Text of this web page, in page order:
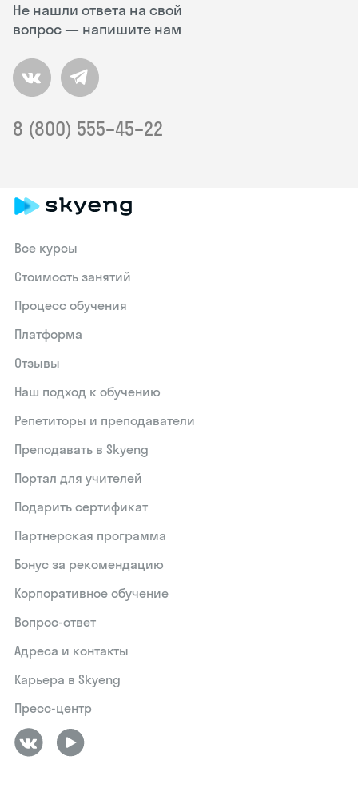
Не нашли ответа на свой
вопрос — напишите нам
8 (800) 555–45–22
Все курсы
Стоимость занятий
Процесс обучения
Платформа
Отзывы
Наш подход к обучению
Репетиторы и преподаватели
Преподавать в Skyeng
Портал для учителей
Подарить сертификат
Партнерская программа
Бонус за рекомендацию
Корпоративное обучение
Вопрос-ответ
Адреса и контакты
Карьера в Skyeng
Пресс-центр